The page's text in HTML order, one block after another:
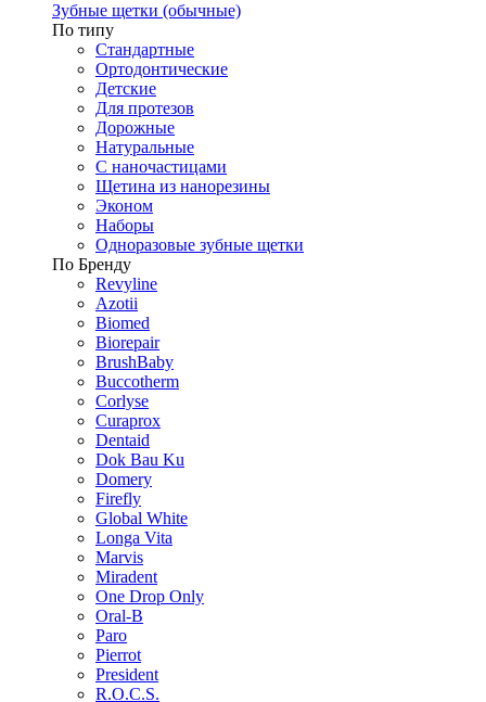
Зубные щетки (обычные)
По типу
Стандартные
Ортодонтические
Детские
Для протезов
Дорожные
Натуральные
С наночастицами
Щетина из нанорезины
Эконом
Наборы
Одноразовые зубные щетки
По Бренду
Revyline
Azotii
Biomed
Biorepair
BrushBaby
Buccotherm
Corlyse
Curaprox
Dentaid
Dok Bau Ku
Domery
Firefly
Global White
Longa Vita
Marvis
Miradent
One Drop Only
Oral-B
Paro
Pierrot
President
R.O.C.S.